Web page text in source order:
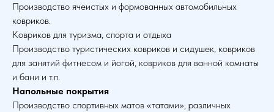
Производство ячеистых и формованных автомобильных
ковриков.
Ковриков для туризма, спорта и отдыха
Производство туристических ковриков и сидушек, ковриков
для занятий фитнесом и йогой, ковриков для ванной комнаты
и бани и т.п.
Напольные покрытия
Производство спортивных матов «татами», различных